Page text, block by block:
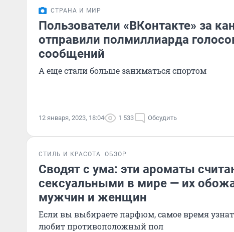
СТРАНА И МИР
Пользователи «ВКонтакте» за
отправили полмиллиарда
сообщений
А еще стали больше заниматься спортом
12 января, 2023, 18:04 1 533 Обсудить
СТИЛЬ И КРАСОТА ОБЗОР
Сводят с ума: эти ароматы
сексуальными в мире — их
мужчин и женщин
Если вы выбираете парфюм, самое время
любит противоположный пол